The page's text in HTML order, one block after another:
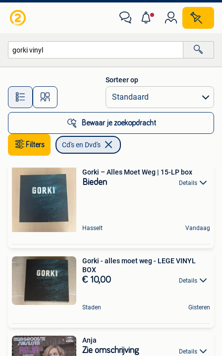
Alle afstanden…
Sorteer op
Bewaar je zoekopdracht
Filters Cd's en Dvd's
Gorki – Alles Moet Weg | 15-LP box
Bieden Details
Hasselt Vandaag
Gorki - alles moet weg - LEGE VINYL
BOX
€ 10,00 Details
Staden Gisteren
Anja
Zie omschrijving Details